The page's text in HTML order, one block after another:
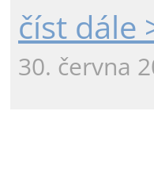
číst dále
30. června